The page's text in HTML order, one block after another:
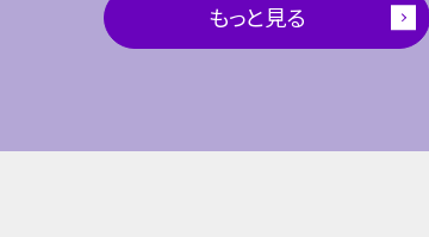
もっと見る